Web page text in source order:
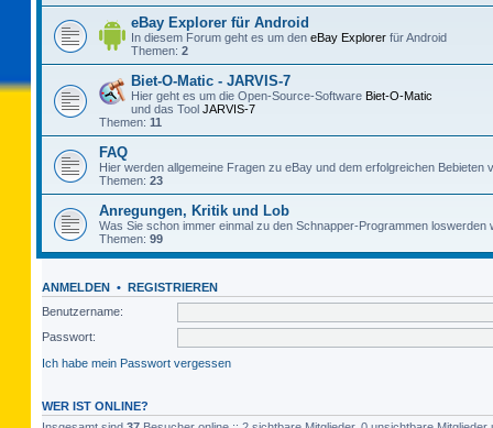
eBay Explorer für Android
In diesem Forum geht es um den eBay Explorer für Android
Themen: 2
Biet-O-Matic - JARVIS-7
Hier geht es um die Open-Source-Software Biet-O-Matic
und das Tool JARVIS-7
Themen: 11
FAQ
Hier werden allgemeine Fragen zu eBay und dem erfolgreichen Bebieten
Themen: 23
Anregungen, Kritik und Lob
Was Sie schon immer einmal zu den Schnapper-Programmen loswerden
Themen: 99
ANMELDEN • REGISTRIEREN
Benutzername:
Passwort:
Ich habe mein Passwort vergessen
WER IST ONLINE?